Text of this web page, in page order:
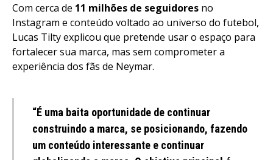
Com cerca de 11 milhões de seguidores no
Instagram e conteúdo voltado ao universo do futebol,
Lucas Tilty explicou que pretende usar o espaço para
fortalecer sua marca, mas sem comprometer a
experiência dos fãs de Neymar.
“É uma baita oportunidade de continuar
construindo a marca, se posicionando, fazendo
um conteúdo interessante e continuar